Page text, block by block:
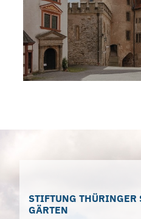
STIFTUNG THÜRINGER
GÄRTEN